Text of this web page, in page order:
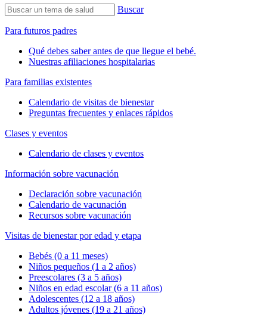
Buscar
Para futuros padres
Qué debes saber antes de que llegue el bebé.
Nuestras afiliaciones hospitalarias
Para familias existentes
Calendario de visitas de bienestar
Preguntas frecuentes y enlaces rápidos
Clases y eventos
Calendario de clases y eventos
Información sobre vacunación
Declaración sobre vacunación
Calendario de vacunación
Recursos sobre vacunación
Visitas de bienestar por edad y etapa
Bebés (0 a 11 meses)
Niños pequeños (1 a 2 años)
Preescolares (3 a 5 años)
Niños en edad escolar (6 a 11 años)
Adolescentes (12 a 18 años)
Adultos jóvenes (19 a 21 años)